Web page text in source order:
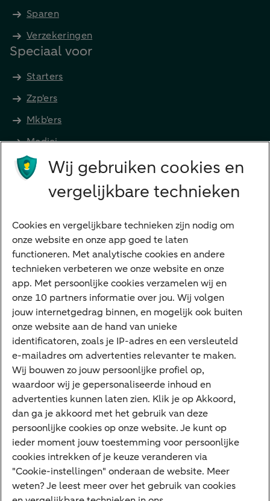
Sparen
Verzekeringen
Speciaal voor
Starters
Zzp'ers
Mkb'ers
Medici
Advocaten en notarissen
Diensten
VraagHugo
Corporate Finance
Tikkie zakelijk
Cyber Veilig & Zeker
Private Banking
Interessant
Sectoren & trends
Ondernemersverhalen
Valutacentrum
Alles over PSD2
Business Community
Wij gebruiken cookies en
vergelijkbare technieken
Cookies en vergelijkbare technieken zijn nodig om
onze website en onze app goed te laten
functioneren. Met analytische cookies en andere
technieken verbeteren we onze website en onze
app. Met persoonlijke cookies verzamelen wij en
onze 10 partners informatie over jou. Wij volgen
jouw internetgedrag binnen, en mogelijk ook buiten
onze website aan de hand van unieke
identificatoren, zoals je IP-adres en een versleuteld
e-mailadres om advertenties relevanter te maken.
Wij bouwen zo jouw persoonlijke profiel op,
waardoor wij je gepersonaliseerde inhoud en
advertenties kunnen laten zien. Klik je op Akkoord,
dan ga je akkoord met het gebruik van deze
persoonlijke cookies op onze website. Je kunt op
ieder moment jouw toestemming voor persoonlijke
cookies intrekken of je keuze veranderen via
"Cookie-instellingen" onderaan de website. Meer
weten? Je leest meer over het gebruik van cookies